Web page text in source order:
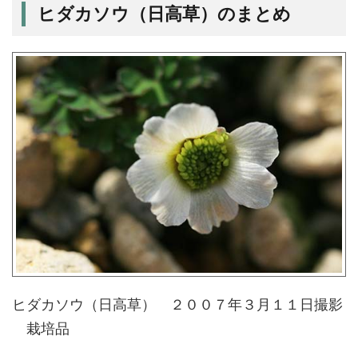
ヒダカソウ（日高草）のまとめ
ヒダカソウ（日高草） ２００７年３月１１日撮影
栽培品